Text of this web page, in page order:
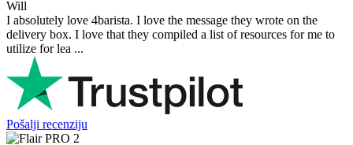
Will
I absolutely love 4barista. I love the message they wrote on the
delivery box. I love that they compiled a list of resources for me to
utilize for lea ...
Pošalji recenziju